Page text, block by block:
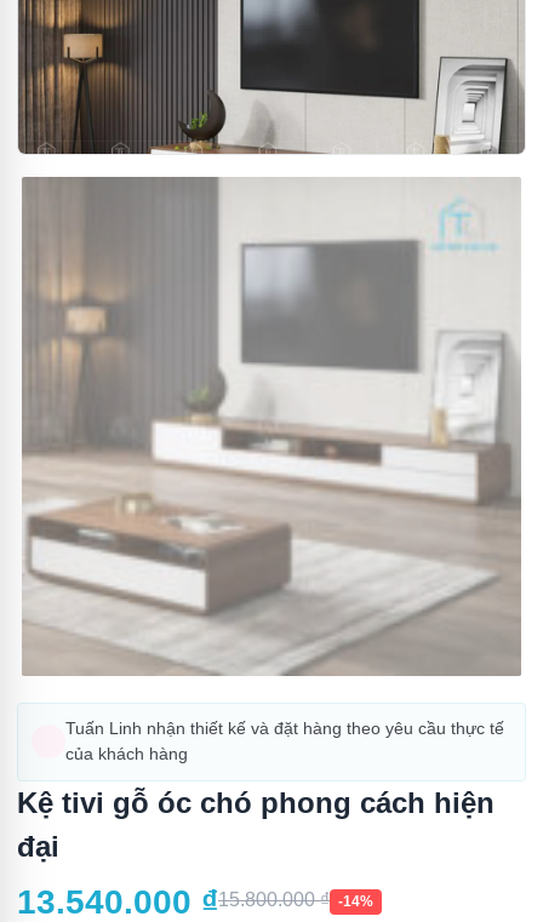
Tuấn Linh nhận thiết kế và đặt hàng theo yêu cầu thực tế
của khách hàng
Kệ tivi gỗ óc chó phong cách hiện
đại
13.540.000 ₫15.800.000₫ -14%